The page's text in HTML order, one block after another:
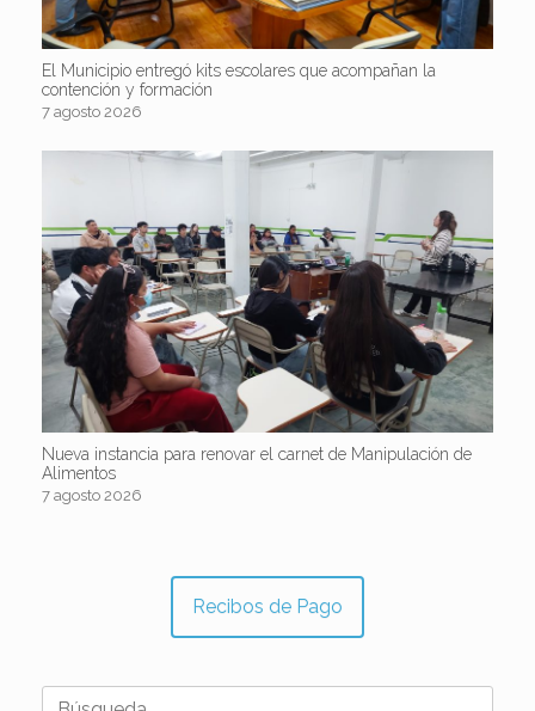
El Municipio entregó kits escolares que acompañan la
contención y formación
7 agosto 2026
Nueva instancia para renovar el carnet de Manipulación de
Alimentos
7 agosto 2026
Recibos de Pago
Buscar: